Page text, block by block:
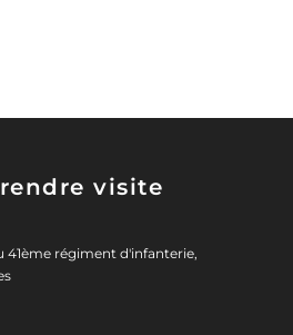
visite
41ème régiment d'infanterie,